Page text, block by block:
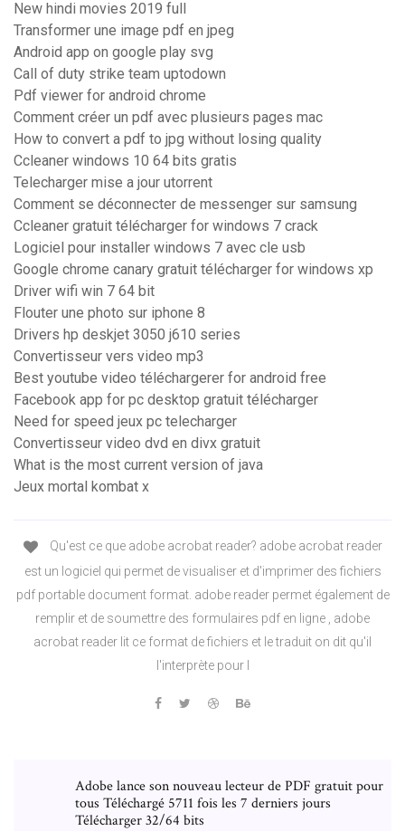
New hindi movies 2019 full
Transformer une image pdf en jpeg
Android app on google play svg
Call of duty strike team uptodown
Pdf viewer for android chrome
Comment créer un pdf avec plusieurs pages mac
How to convert a pdf to jpg without losing quality
Ccleaner windows 10 64 bits gratis
Telecharger mise a jour utorrent
Comment se déconnecter de messenger sur samsung
Ccleaner gratuit télécharger for windows 7 crack
Logiciel pour installer windows 7 avec cle usb
Google chrome canary gratuit télécharger for windows xp
Driver wifi win 7 64 bit
Flouter une photo sur iphone 8
Drivers hp deskjet 3050 j610 series
Convertisseur vers video mp3
Best youtube video téléchargerer for android free
Facebook app for pc desktop gratuit télécharger
Need for speed jeux pc telecharger
Convertisseur video dvd en divx gratuit
What is the most current version of java
Jeux mortal kombat x
Qu'est ce que adobe acrobat reader? adobe acrobat reader
est un logiciel qui permet de visualiser et d'imprimer des fichiers
pdf portable document format. adobe reader permet également de
remplir et de soumettre des formulaires pdf en ligne , adobe
acrobat reader lit ce format de fichiers et le traduit on dit qu'il
l'interprète pour l
Adobe lance son nouveau lecteur de PDF gratuit pour
tous Téléchargé 5711 fois les 7 derniers jours
Télécharger 32/64 bits